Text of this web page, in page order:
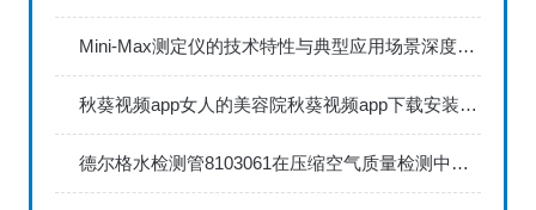
Mini-Max测定仪的技术特性与典型应用场景深度解读
秋葵视频app女人的美容院秋葵视频app下载安装735FN1.5正确的校准步骤
德尔格水检测管8103061在压缩空气质量检测中的应用